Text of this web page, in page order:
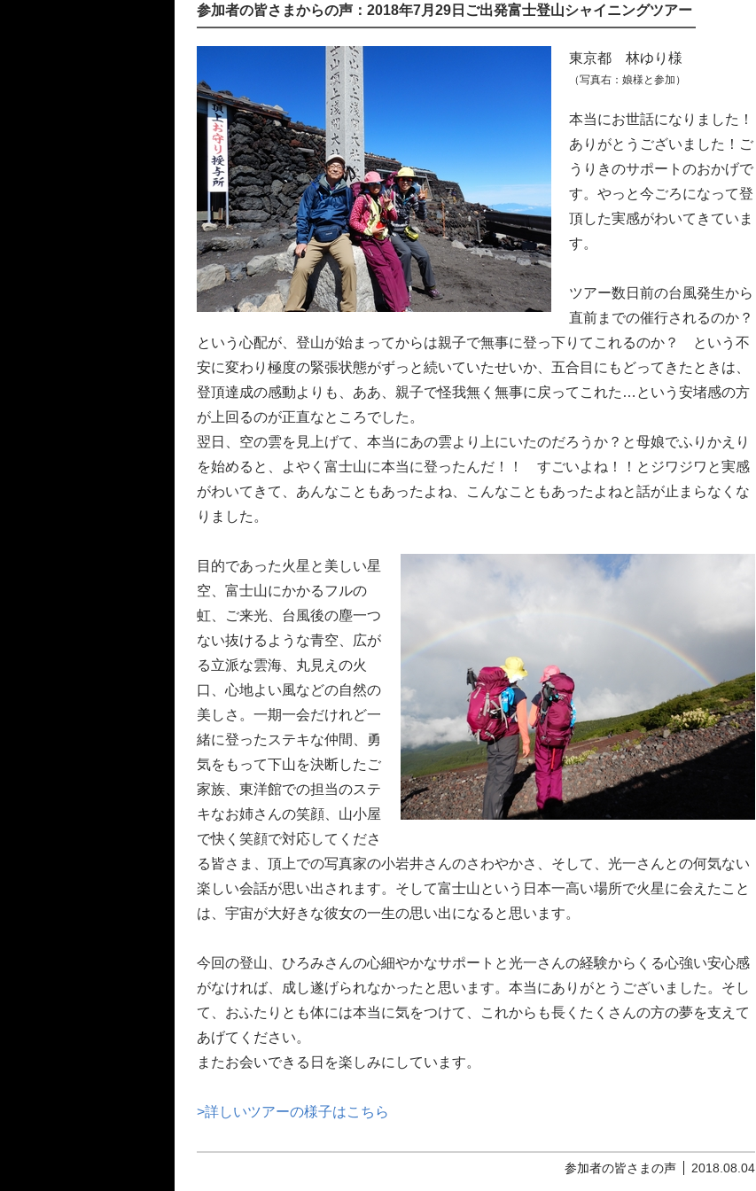
参加者の皆さまからの声：2018年7月29日ご出発富士登山シャイニングツアー
東京都 林ゆり様
（写真右：娘様と参加）
本当にお世話になりました！
ありがとうございました！ご
うりきのサポートのおかげで
す。やっと今ごろになって登
頂した実感がわいてきていま
す。
ツアー数日前の台風発生から
直前までの催行されるのか？
という心配が、登山が始まってからは親子で無事に登っ下りてこれるのか？ という不
安に変わり極度の緊張状態がずっと続いていたせいか、五合目にもどってきたときは、
登頂達成の感動よりも、ああ、親子で怪我無く無事に戻ってこれた…という安堵感の方
が上回るのが正直なところでした。
翌日、空の雲を見上げて、本当にあの雲より上にいたのだろうか？と母娘でふりかえり
を始めると、よやく富士山に本当に登ったんだ！！ すごいよね！！とジワジワと実感
がわいてきて、あんなこともあったよね、こんなこともあったよねと話が止まらなくな
りました。
目的であった火星と美しい星
空、富士山にかかるフルの
虹、ご来光、台風後の塵一つ
ない抜けるような青空、広が
る立派な雲海、丸見えの火
口、心地よい風などの自然の
美しさ。一期一会だけれど一
緒に登ったステキな仲間、勇
気をもって下山を決断したご
家族、東洋館での担当のステ
キなお姉さんの笑顔、山小屋
で快く笑顔で対応してくださ
る皆さま、頂上での写真家の小岩井さんのさわやかさ、そして、光一さんとの何気ない
楽しい会話が思い出されます。そして富士山という日本一高い場所で火星に会えたこと
は、宇宙が大好きな彼女の一生の思い出になると思います。
今回の登山、ひろみさんの心細やかなサポートと光一さんの経験からくる心強い安心感
がなければ、成し遂げられなかったと思います。本当にありがとうございました。そし
て、おふたりとも体には本当に気をつけて、これからも長くたくさんの方の夢を支えて
あげてください。
またお会いできる日を楽しみにしています。
>詳しいツアーの様子はこちら
参加者の皆さまの声 2018.08.04